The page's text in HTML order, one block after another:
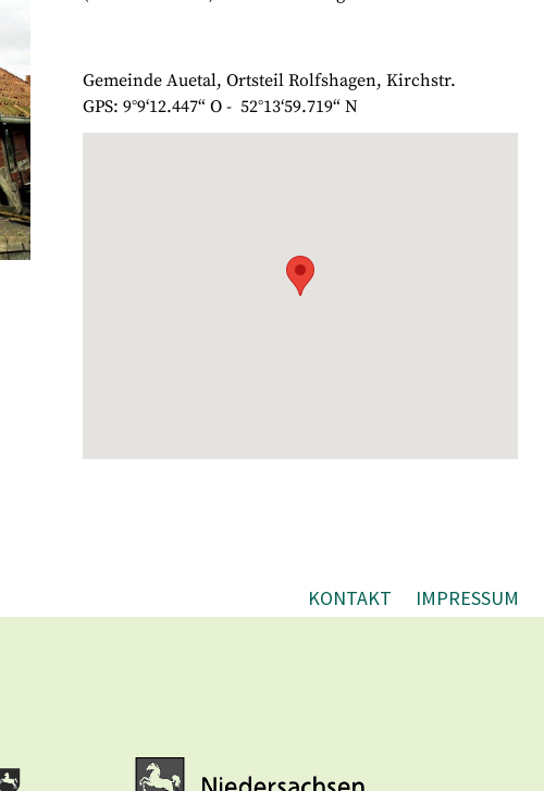
Gemeinde Auetal, Ortsteil Rolfshagen, Kirchstr.
GPS: 9°9‘12.447“ O - 52°13‘59.719“ N
KONTAKT IMPRESSUM